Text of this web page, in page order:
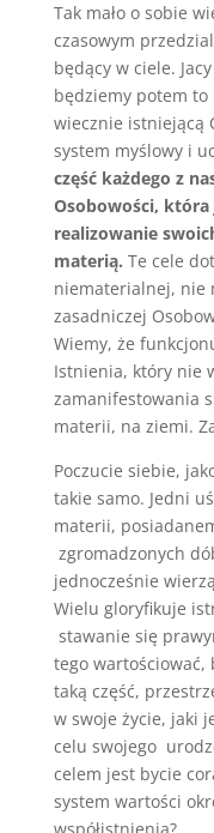
Tak mało o sobie
czasowym
będący w ciele.
będziemy potem to
wiecznie istniejącą
system myślowy i
część każdego z
Osobowości, która
realizowanie
materią. Te cele
niematerialnej, nie
zasadniczej
Wiemy, że
Istnienia, który nie
zamanifestowania
materii, na ziemi.
Poczucie siebie,
takie samo. Jedni
materii,
zgromadzonych
jednocześnie
Wielu gloryfikuje
stawanie się
tego wartościować,
taką część,
w swoje życie, jaki
celu swojego
celem jest bycie
system wartości